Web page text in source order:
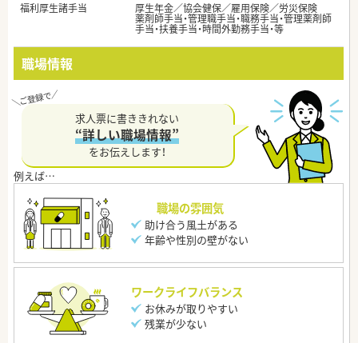
福利厚生諸手当
厚生年金／協会健保／雇用保険／労災保険
薬剤師手当・管理職手当・職務手当・管理薬剤師
手当・扶養手当・時間外勤務手当・等
職場情報
求人票に書ききれない
“詳しい職場情報”
をお伝えします！
職場の雰囲気
助け合う風土がある
年齢や性別の壁がない
ワークライフバランス
お休みが取りやすい
残業が少ない